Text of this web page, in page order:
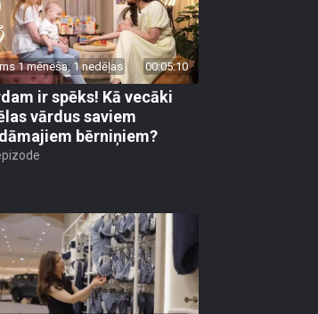
1 mēneša, 1 nedēļas 00:05:10
ir spēks! Kā vecāki
vārdus saviem
bērniņiem?